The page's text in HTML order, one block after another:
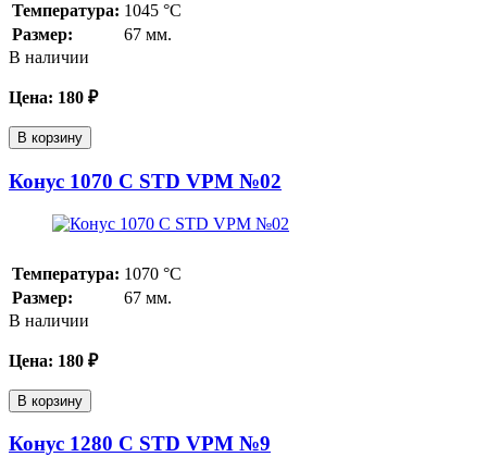
Температура: 1045 °С
Размер:
67 мм.
В наличии
Цена: 180 ₽
В корзину
Конус 1070 С STD VPM №02
Температура: 1070 °С
Размер:
67 мм.
В наличии
Цена: 180 ₽
В корзину
Конус 1280 С STD VPM №9